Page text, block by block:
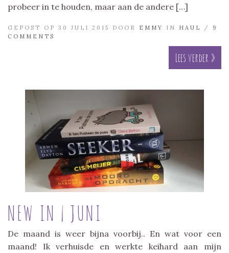
probeer in te houden, maar aan de andere […]
GEPOST OP 30 JULI 2015 DOOR EMMY IN HAUL / 9
COMMENTS
Lees verder »
NEW IN | JUNI
De maand is weer bijna voorbij.. En wat voor een
maand! Ik verhuisde en werkte keihard aan mijn